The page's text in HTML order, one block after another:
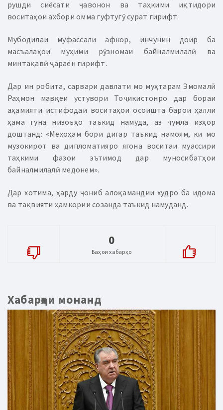
рушди сиёсати ҷавонон ва таҳкими иқтидори
воситаҳои ахбори омма гуфтугӯ сурат гирифт.
Мубодилаи муфассали афкор, инчунин доир ба
масъалаҳои муҳими рӯзномаи байналмилалӣ ва
минтақавӣ ҷараён гирифт.
Дар ин робита, сарвари давлати мо муҳтарам Эмомалӣ
Раҳмон мавқеи устувори Тоҷикистонро дар бораи
аҳамияти истифодаи воситаҳои осоишта барои ҳалли
ҳама гуна низоъҳо таъкид намуда, аз ҷумла изҳор
доштанд: «Мехоҳам бори дигар таъкид намоям, ки мо
музокирот ва дипломатияро ягона воситаи муассири
таҳкими фазои эътимод дар муносибатҳои
байналмилалӣ медонем».
Дар хотима, ҳарду ҷониб алоқамандии худро ба идома
ва тақвияти ҳамкории созанда таъкид намуданд.
0
Баҳои хабарҳо
Хабарҳои монанд